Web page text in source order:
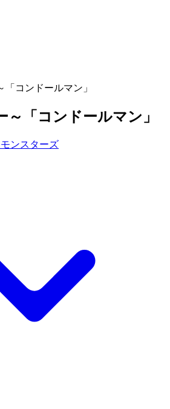
コンドールマン」
「コンドールマン」
ンスターズ